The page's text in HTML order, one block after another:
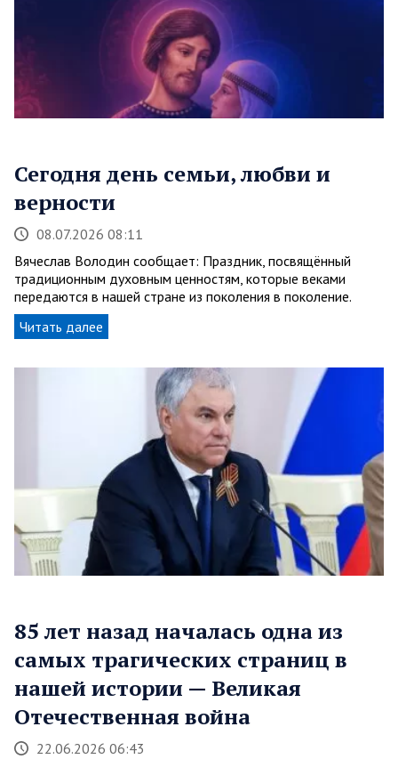
Сегодня день семьи, любви и
верности
08.07.2026 08:11
Вячеслав Володин сообщает: Праздник, посвящённый
традиционным духовным ценностям, которые веками
передаются в нашей стране из поколения в поколение.
Читать далее
85 лет назад началась одна из
самых трагических страниц в
нашей истории — Великая
Отечественная война
22.06.2026 06:43